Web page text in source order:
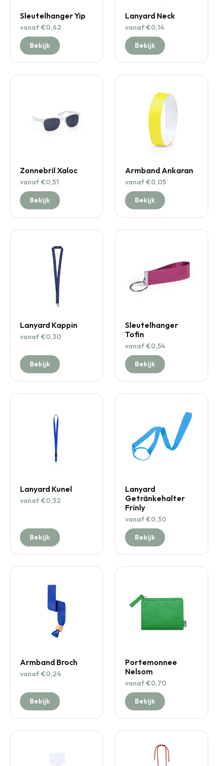
Sleutelhanger Yip
vanaf €0,62
Bekijk
Lanyard Neck
vanaf €0,14
Bekijk
Zonnebril Xaloc
vanaf €0,51
Bekijk
Armband Ankaran
vanaf €0,05
Bekijk
Lanyard Kappin
vanaf €0,30
Bekijk
Sleutelhanger
Tofin
vanaf €0,54
Bekijk
Lanyard Kunel
vanaf €0,32
Bekijk
Lanyard
Getränkehalter
Frinly
vanaf €0,30
Bekijk
Armband Broch
vanaf €0,24
Bekijk
Portemonnee
Nelsom
vanaf €0,70
Bekijk